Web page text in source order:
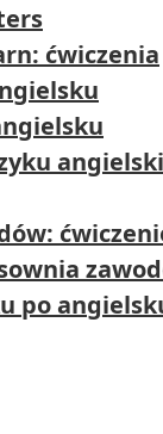
ćwiczenia
po